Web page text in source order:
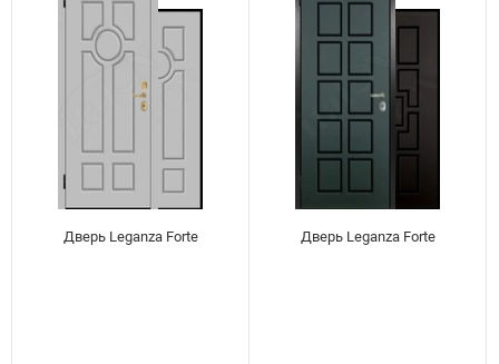
Дверь Leganza Forte Дверь Leganza Forte